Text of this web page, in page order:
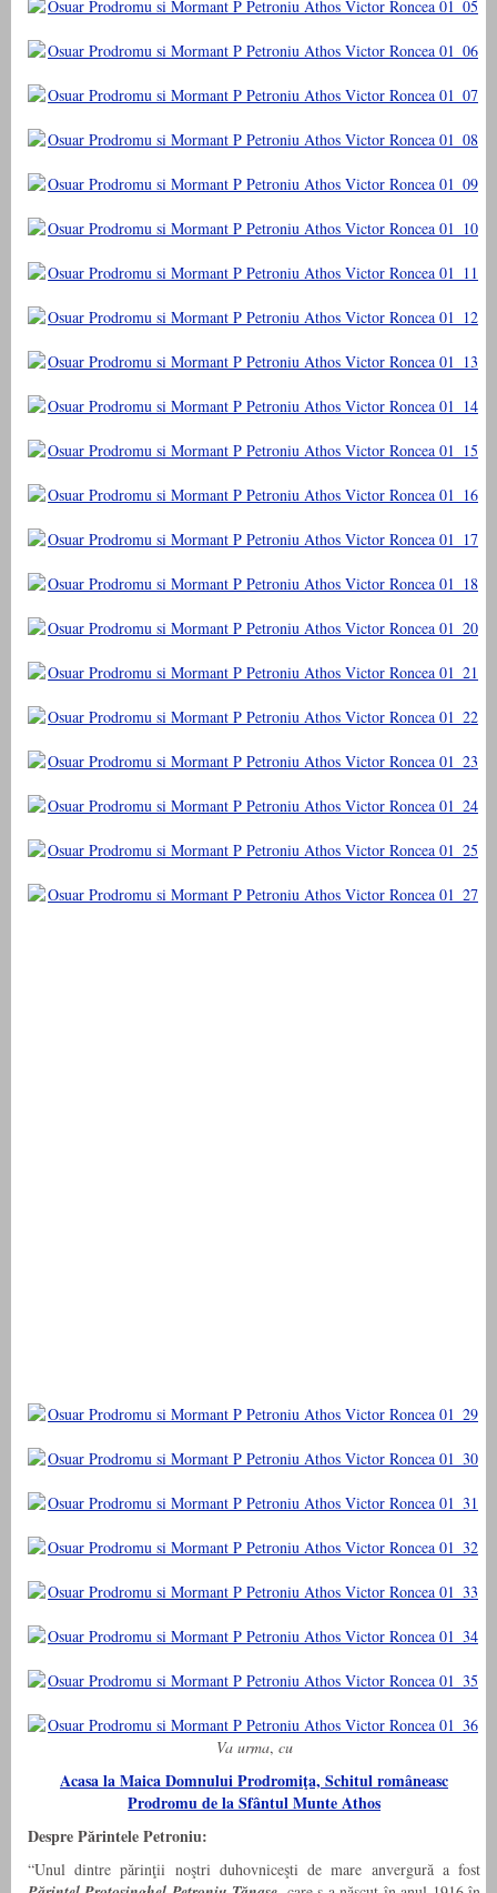
Va urma, cu
Acasa la Maica Domnului Prodromiţa, Schitul româneasc
Prodromu de la Sfântul Munte Athos
Despre Părintele Petroniu:
“Unul dintre părinţii noştri duhovniceşti de mare anvergură a fost